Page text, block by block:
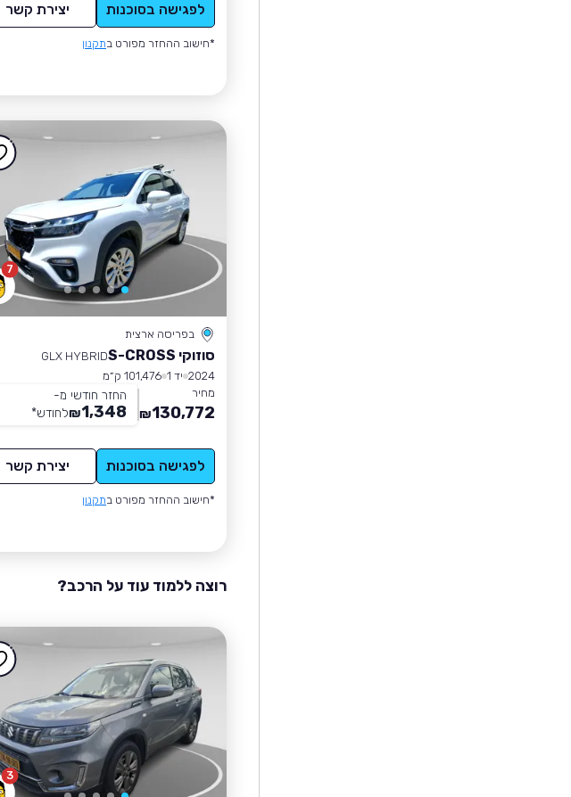
לפגישה בסוכנות יצירת קשר
*חישוב ההחזר מפורט בתקנון
7
בפריסה ארצית
סוזוקי S-CROSS
GLX HYBRID
2024 יד 1
101,476 ק״מ
מחיר
130,772
₪
החזר חודשי מ-
1,348
₪לחודש*
לפגישה בסוכנות יצירת קשר
*חישוב ההחזר מפורט בתקנון
רוצה ללמוד עוד על הרכב?
3